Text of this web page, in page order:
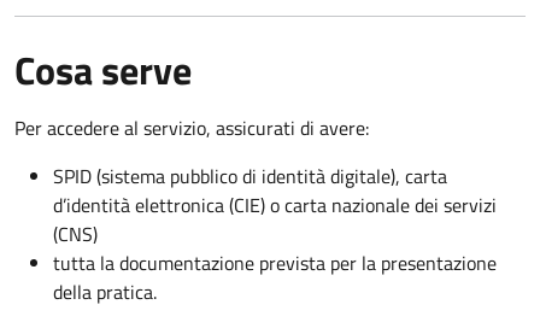
Cosa serve
Per accedere al servizio, assicurati di avere:
SPID (sistema pubblico di identità digitale), carta
d’identità elettronica (CIE) o carta nazionale dei servizi
(CNS)
tutta la documentazione prevista per la presentazione
della pratica.